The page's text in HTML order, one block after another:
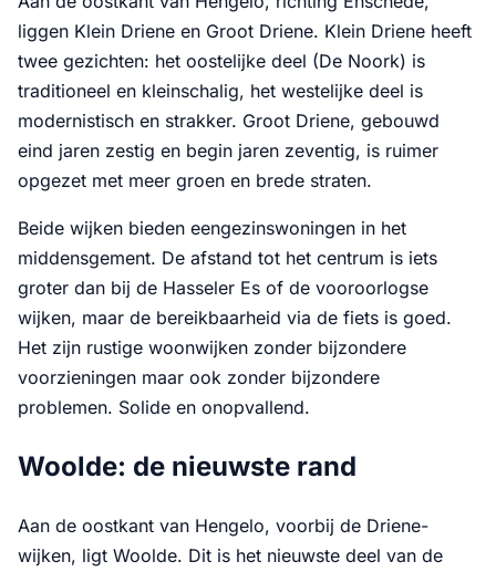
liggen Klein Driene en Groot Driene. Klein Driene heeft
twee gezichten: het oostelijke deel (De Noork) is
traditioneel en kleinschalig, het westelijke deel is
modernistisch en strakker. Groot Driene, gebouwd
eind jaren zestig en begin jaren zeventig, is ruimer
opgezet met meer groen en brede straten.
Beide wijken bieden eengezinswoningen in het
middensgement. De afstand tot het centrum is iets
groter dan bij de Hasseler Es of de vooroorlogse
wijken, maar de bereikbaarheid via de fiets is goed.
Het zijn rustige woonwijken zonder bijzondere
voorzieningen maar ook zonder bijzondere
problemen. Solide en onopvallend.
Woolde: de nieuwste rand
Aan de oostkant van Hengelo, voorbij de Driene-
wijken, ligt Woolde. Dit is het nieuwste deel van de